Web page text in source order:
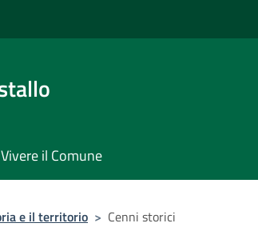
Vivere il Comune
e il territorio > Cenni storici